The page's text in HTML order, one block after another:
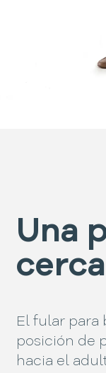
Una
El fular para
posición de
hacia el